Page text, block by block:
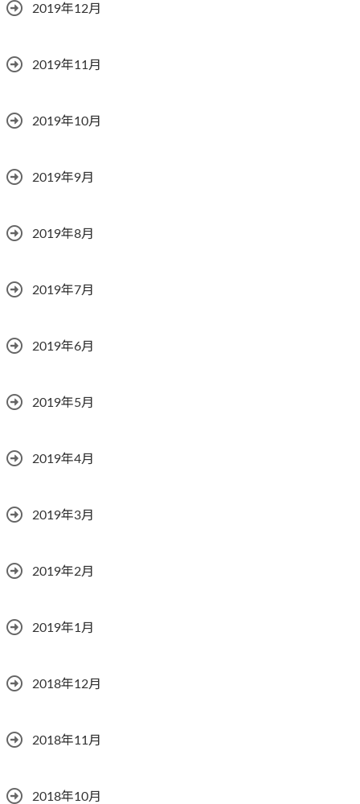
2019年12月
2019年11月
2019年10月
2019年9月
2019年8月
2019年7月
2019年6月
2019年5月
2019年4月
2019年3月
2019年2月
2019年1月
2018年12月
2018年11月
2018年10月